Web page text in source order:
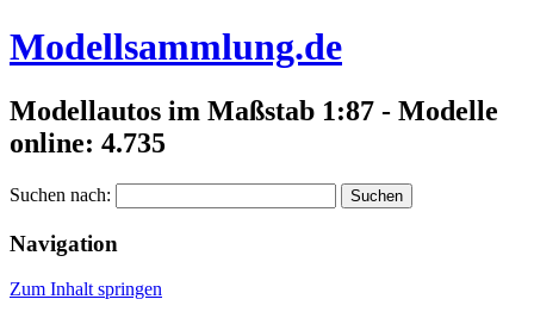
Modellsammlung.de
Modellautos im Maßstab 1:87 - Modelle
online: 4.735
Suchen nach:
Navigation
Zum Inhalt springen